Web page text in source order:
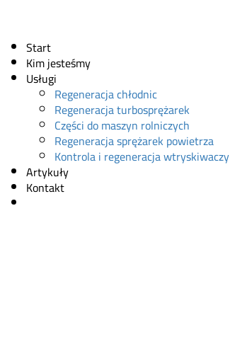
Start
Kim jesteśmy
Usługi
Regeneracja chłodnic
Regeneracja turbosprężarek
Części do maszyn rolniczych
Regeneracja sprężarek powietrza
Kontrola i regeneracja wtryskiwaczy
Artykuły
Kontakt